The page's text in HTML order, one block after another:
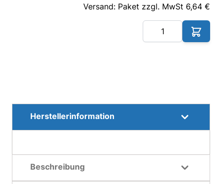
Versand: Paket zzgl. MwSt 6,64 €
Herstellerinformation
Beschreibung